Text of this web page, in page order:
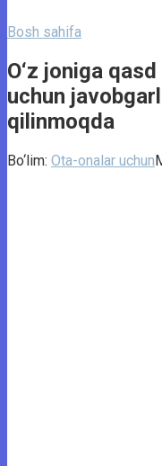
Bosh sahifa
O‘z joniga
uchun
qilinmoqda
Bo‘lim: Ota-onalar uchun